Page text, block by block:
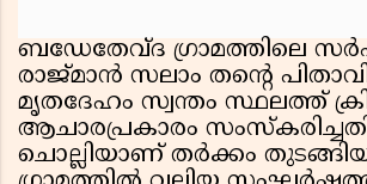
ബഡേതേവ്ദ ഗ്രാമത്തിലെ
രാജ്മാൻ സലാം തന്റെ
മൃതദേഹം സ്വന്തം സ്ഥലത്ത്
ആചാരപ്രകാരം
ചൊല്ലിയാണ് തർക്കം